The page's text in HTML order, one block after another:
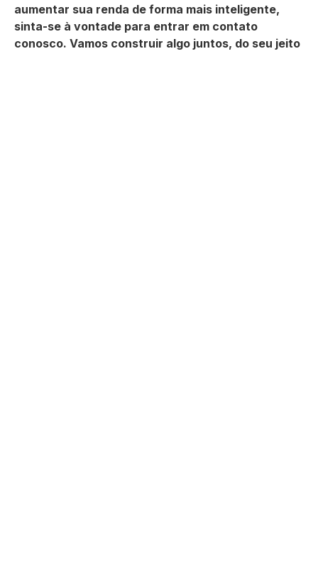
aumentar sua renda de forma mais inteligente,
sinta-se à vontade para entrar em contato
conosco. Vamos construir algo juntos, do seu jeito